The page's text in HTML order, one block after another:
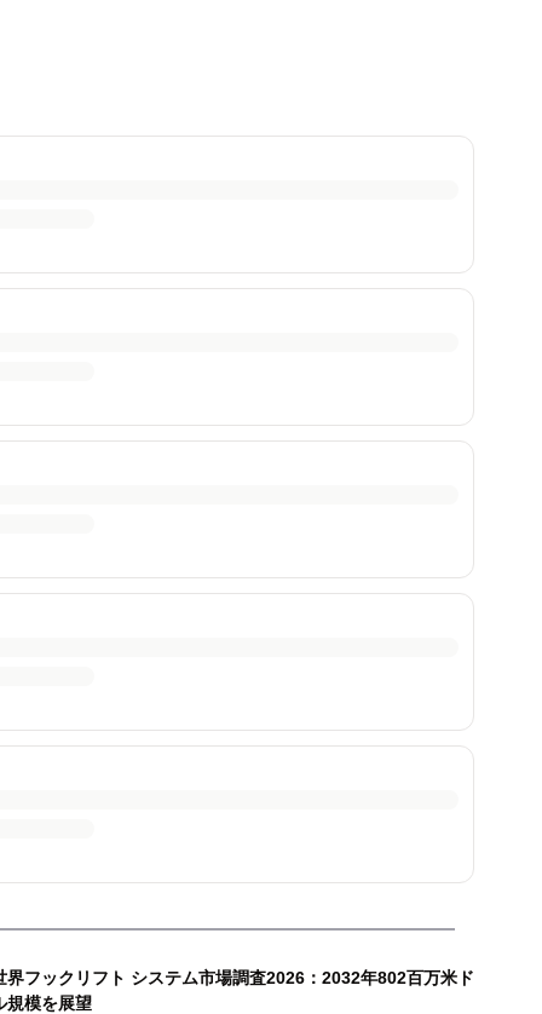
界フックリフト システム市場調査2026：2032年802百万米ド
規模を展望